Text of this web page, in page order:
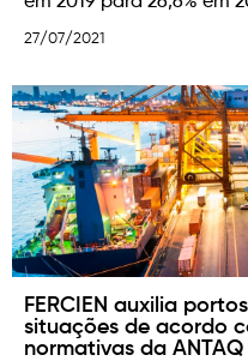
27/07/2021
FERCIEN auxilia
situações de acordo
normativas da ANTAQ